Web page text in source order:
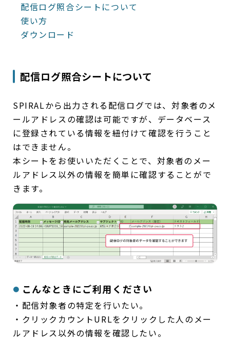
配信ログ照合シートについて
使い方
ダウンロード
配信ログ照合シートについて
SPIRALから出力される配信ログでは、対象者のメ
ールアドレスの確認は可能ですが、データベース
に登録されている情報を紐付けて確認を行うこと
はできません。
本シートをお使いいただくことで、対象者のメー
ルアドレス以外の情報を簡単に確認することがで
きます。
こんなときにご利用ください
・配信対象者の特定を行いたい。
・クリックカウントURLをクリックした人のメー
ルアドレス以外の情報を確認したい。